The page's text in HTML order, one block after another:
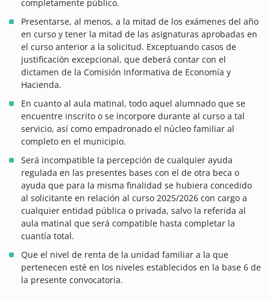
completamente público.
Presentarse, al menos, a la mitad de los exámenes del año
en curso y tener la mitad de las asignaturas aprobadas en
el curso anterior a la solicitud. Exceptuando casos de
justificación excepcional, que deberá contar con el
dictamen de la Comisión Informativa de Economía y
Hacienda.
En cuanto al aula matinal, todo aquel alumnado que se
encuentre inscrito o se incorpore durante al curso a tal
servicio, así como empadronado el núcleo familiar al
completo en el municipio.
Será incompatible la percepción de cualquier ayuda
regulada en las presentes bases con el de otra beca o
ayuda que para la misma finalidad se hubiera concedido
al solicitante en relación al curso 2025/2026 con cargo a
cualquier entidad pública o privada, salvo la referida al
aula matinal que será compatible hasta completar la
cuantía total.
Que el nivel de renta de la unidad familiar a la que
pertenecen esté en los niveles establecidos en la base 6 de
la presente convocatoria.